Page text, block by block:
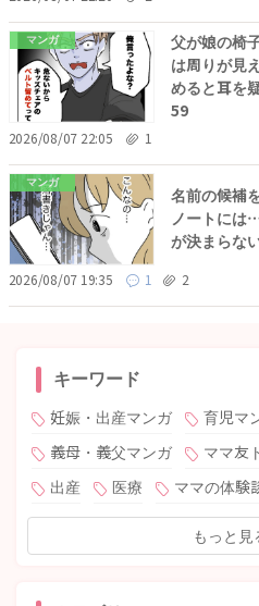
マンガ
父が娘の椅
は周りが見
めると耳を
59
2026/08/07 22:05 1
マンガ
名前の候補
ノートには
が決まらな
2026/08/07 19:35 1 2
キーワード
妊娠・出産マンガ 育児マ
義母・義父マンガ
ママ友
出産
医療 ママの体験
もっと見